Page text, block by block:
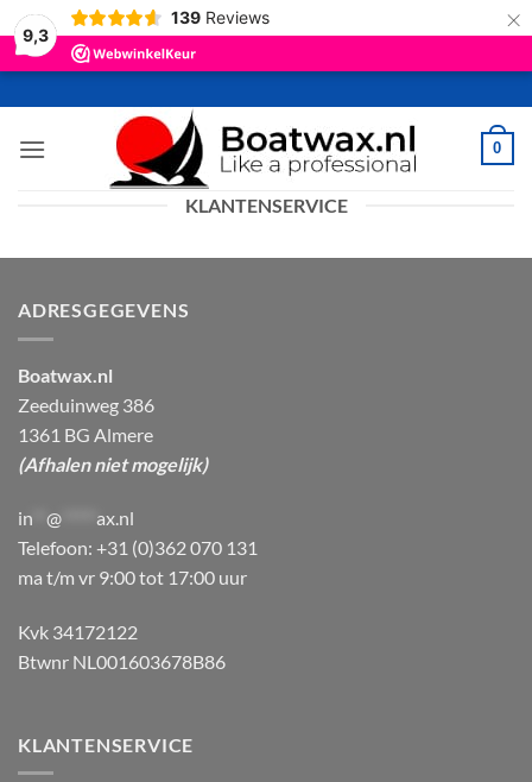
9,3
139 Reviews ×
naar
inhoud
0
KLANTENSERVICE
ADRESGEGEVENS
Boatwax.nl
Zeeduinweg 386
1361 BG Almere
(Afhalen niet mogelijk)
in @
ax.nl
Telefoon: +31 (0)362 070 131
ma t/m vr 9:00 tot 17:00 uur
Kvk 34172122
Btwnr NL001603678B86
KLANTENSERVICE